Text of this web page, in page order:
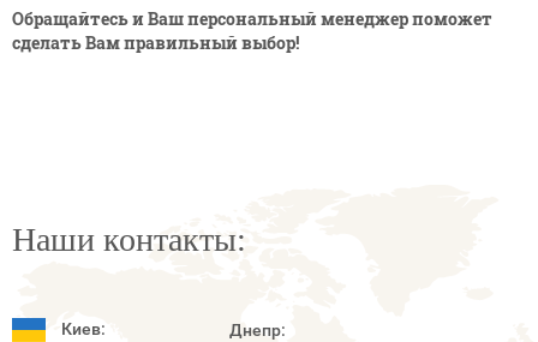
Обращайтесь и Ваш персональный менеджер поможет
сделать Вам правильный выбор!
Наши контакты:
Киев: Днепр: